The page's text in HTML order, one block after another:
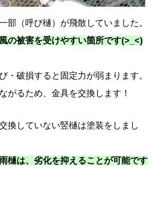
部（呼び樋）が飛散していました。
の被害を受けやすい箇所です(>_<)
・破損すると固定力が弱まります。
がるため、金具を交換します！
換していない竪樋は塗装をしまし
樋は、劣化を抑えることが可能です